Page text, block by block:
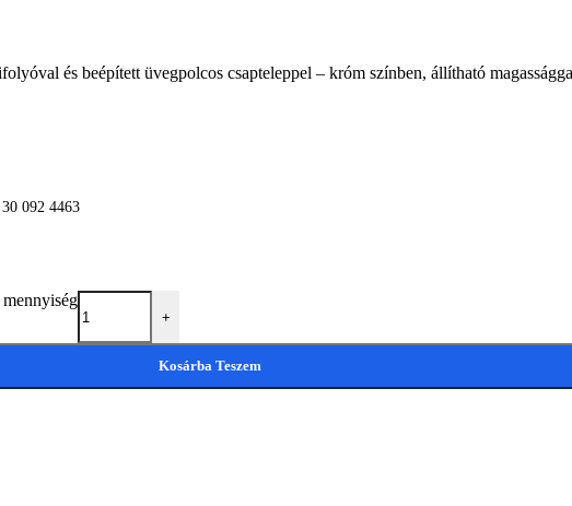
és beépített üvegpolcos csapteleppel – króm színben, állítható
092 4463
+
Kosárba Teszem